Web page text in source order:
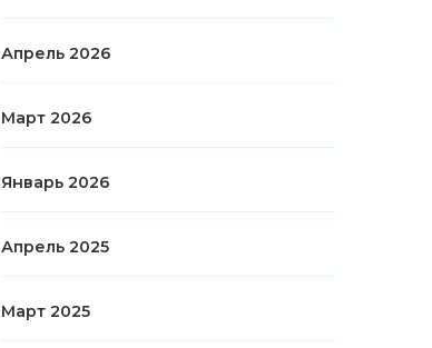
Апрель 2026
Март 2026
Январь 2026
Апрель 2025
Март 2025